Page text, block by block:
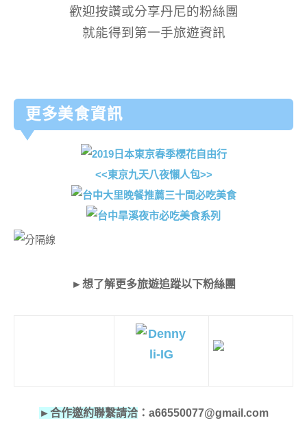
歡迎按讚或分享丹尼的粉絲團
就能得到第一手旅遊資訊
更多美食資訊
<<東京九天八夜懶人包>>
►想了解更多旅遊追蹤以下粉絲團
►合作邀約聯繫請洽：a66550077@gmail.com